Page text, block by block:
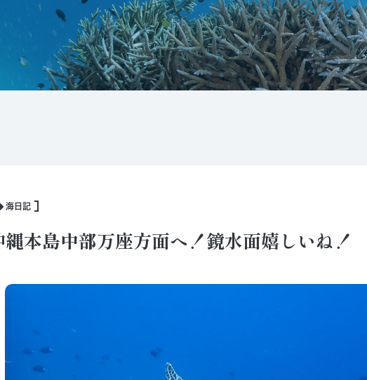
海日記
縄本島中部万座方面へ！鏡水面嬉しいね！